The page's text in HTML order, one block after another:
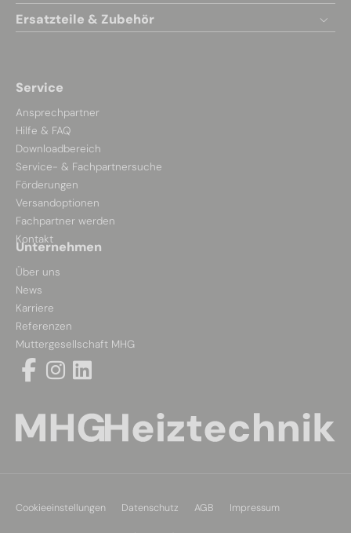
Ersatzteile & Zubehör
Service
Ansprechpartner
Hilfe & FAQ
Downloadbereich
Service- & Fachpartnersuche
Förderungen
Versandoptionen
Fachpartner werden
Kontakt
Unternehmen
Über uns
News
Karriere
Referenzen
Muttergesellschaft MHG
Cookieeinstellungen Datenschutz AGB Impressum